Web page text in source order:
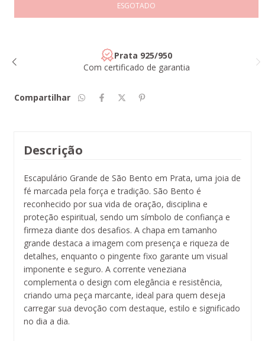
Prata 925/950
Com certificado de garantia
Compartilhar
Descrição
Escapulário Grande de São Bento em Prata, uma joia de
fé marcada pela força e tradição. São Bento é
reconhecido por sua vida de oração, disciplina e
proteção espiritual, sendo um símbolo de confiança e
firmeza diante dos desafios. A chapa em tamanho
grande destaca a imagem com presença e riqueza de
detalhes, enquanto o pingente fixo garante um visual
imponente e seguro. A corrente veneziana
complementa o design com elegância e resistência,
criando uma peça marcante, ideal para quem deseja
carregar sua devoção com destaque, estilo e significado
no dia a dia.